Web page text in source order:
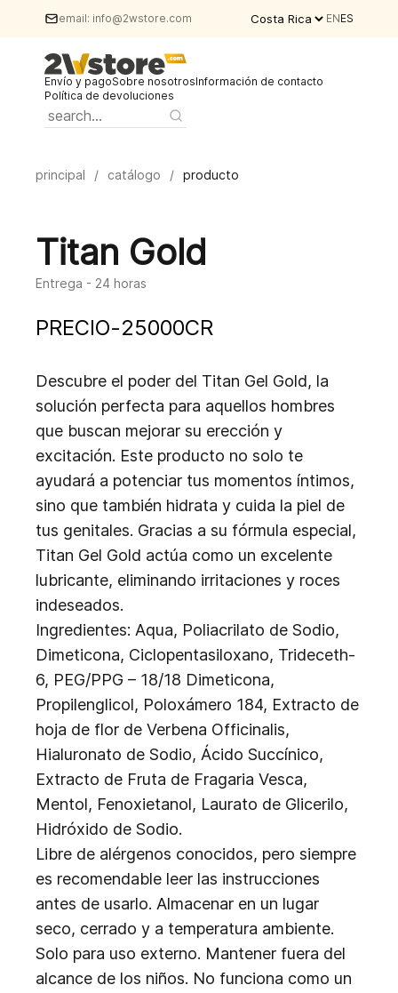
email: info@2wstore.com ENES
Envío y pagoSobre nosotrosInformación de contacto
Política de devoluciones
principal / catálogo / producto
Titan Gold
Entrega - 24 horas
PRECIO-25000CR
Descubre el poder del Titan Gel Gold, la
solución perfecta para aquellos hombres
que buscan mejorar su erección y
excitación. Este producto no solo te
ayudará a potenciar tus momentos íntimos,
sino que también hidrata y cuida la piel de
tus genitales. Gracias a su fórmula especial,
Titan Gel Gold actúa como un excelente
lubricante, eliminando irritaciones y roces
indeseados.
Ingredientes: Aqua, Poliacrilato de Sodio,
Dimeticona, Ciclopentasiloxano, Trideceth-
6, PEG/PPG – 18/18 Dimeticona,
Propilenglicol, Poloxámero 184, Extracto de
hoja de flor de Verbena Officinalis,
Hialuronato de Sodio, Ácido Succínico,
Extracto de Fruta de Fragaria Vesca,
Mentol, Fenoxietanol, Laurato de Glicerilo,
Hidróxido de Sodio.
Libre de alérgenos conocidos, pero siempre
es recomendable leer las instrucciones
antes de usarlo. Almacenar en un lugar
seco, cerrado y a temperatura ambiente.
Solo para uso externo. Mantener fuera del
alcance de los niños. No funciona como un